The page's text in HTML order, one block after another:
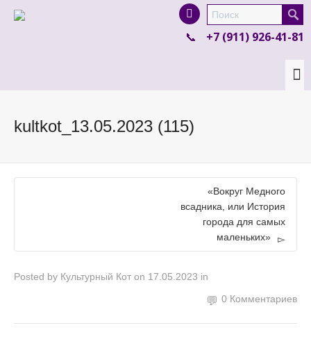
product in a size size .
colour items.
+7 (911) 926-41-81
kultkot_13.05.2023 (115)
«Вокруг Медного
всадника, или История
города для самых
маленьких»
Posted by Культурный Кот on 17.05.2023 in
0 Комментариев